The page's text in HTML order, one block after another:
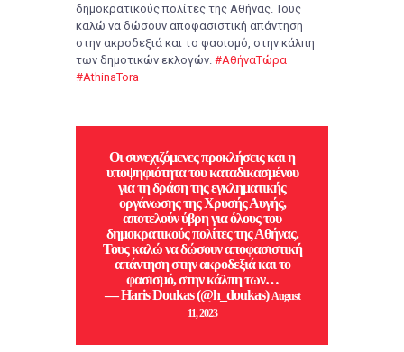
δημοκρατικούς πολίτες της Αθήνας. Τους
καλώ να δώσουν αποφασιστική απάντηση
στην ακροδεξιά και το φασισμό, στην κάλπη
των δημοτικών εκλογών. #ΑθήναΤώρα
#AthinaTora
Οι συνεχιζόμενες προκλήσεις και η
υποψηφιότητα του καταδικασμένου
για τη δράση της εγκληματικής
οργάνωσης της Χρυσής Αυγής,
αποτελούν ύβρη για όλους του
δημοκρατικούς πολίτες της Αθήνας.
Τους καλώ να δώσουν αποφασιστική
απάντηση στην ακροδεξιά και το
φασισμό, στην κάλπη των…
— Haris Doukas (@h_doukas)August
11, 2023